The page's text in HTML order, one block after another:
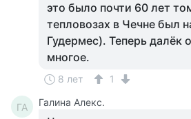
это было почти 60 лет
тепловозах в Чечне был
Гудермес). Теперь далёк
многое.
8 лет 1
ГА Галина Алекс.